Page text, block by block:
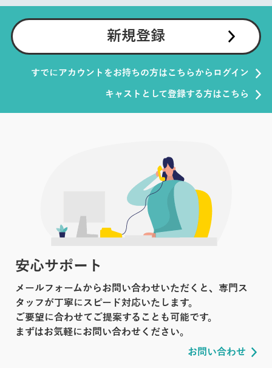
新規登録
すでにアカウントをお持ちの方はこちらからログイン
キャストとして登録する方はこちら
安心サポート
メールフォームからお問い合わせいただくと、専門ス
タッフが丁寧にスピード対応いたします。
ご要望に合わせてご提案することも可能です。
まずはお気軽にお問い合わせください。
お問い合わせ